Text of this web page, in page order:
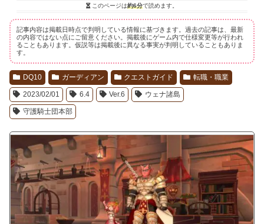
このページは約6分で読めます。
記事内容は掲載日時点で判明している情報に基づきます。過去の記事は、最新
の内容ではない点にご留意ください。掲載後にゲーム内で仕様変更等が行われ
ることもあります。仮説等は掲載後に異なる事実が判明していることもありま
す。
DQ10 ガーディアン クエストガイド 転職・職業
2023/02/01 6.4 Ver.6 ウェナ諸島
守護騎士団本部